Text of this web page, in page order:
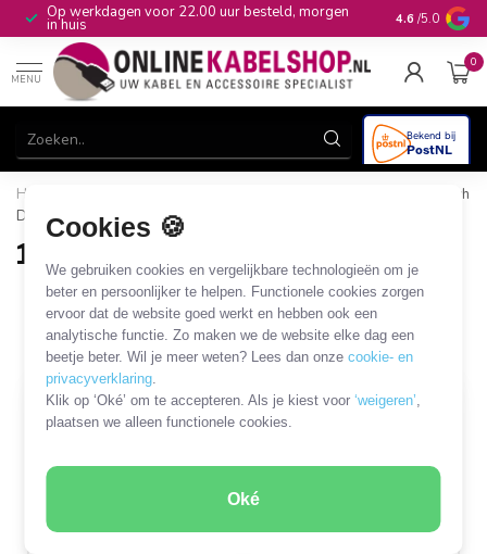
Cookies 🍪
We gebruiken cookies en vergelijkbare technologieën om je
beter en persoonlijker te helpen. Functionele cookies zorgen
ervoor dat de website goed werkt en hebben ook een
analytische functie. Zo maken we de website elke dag een
beetje beter. Wil je meer weten? Lees dan onzecookie- en
privacyverklaring.
Klik op ‘Oké’ om te accepteren. Als je kiest voor‘weigeren’,
plaatsen we alleen functionele cookies.
Oké
Op werkdagen voor 22.00 uur besteld, morgen
in huis 10+jaar
4.6 /5.0
MENU
0
Home
10 inch
DIN-rail
10 inch DIN-rail
6 PRODUCTEN
Filters SORTEER OP